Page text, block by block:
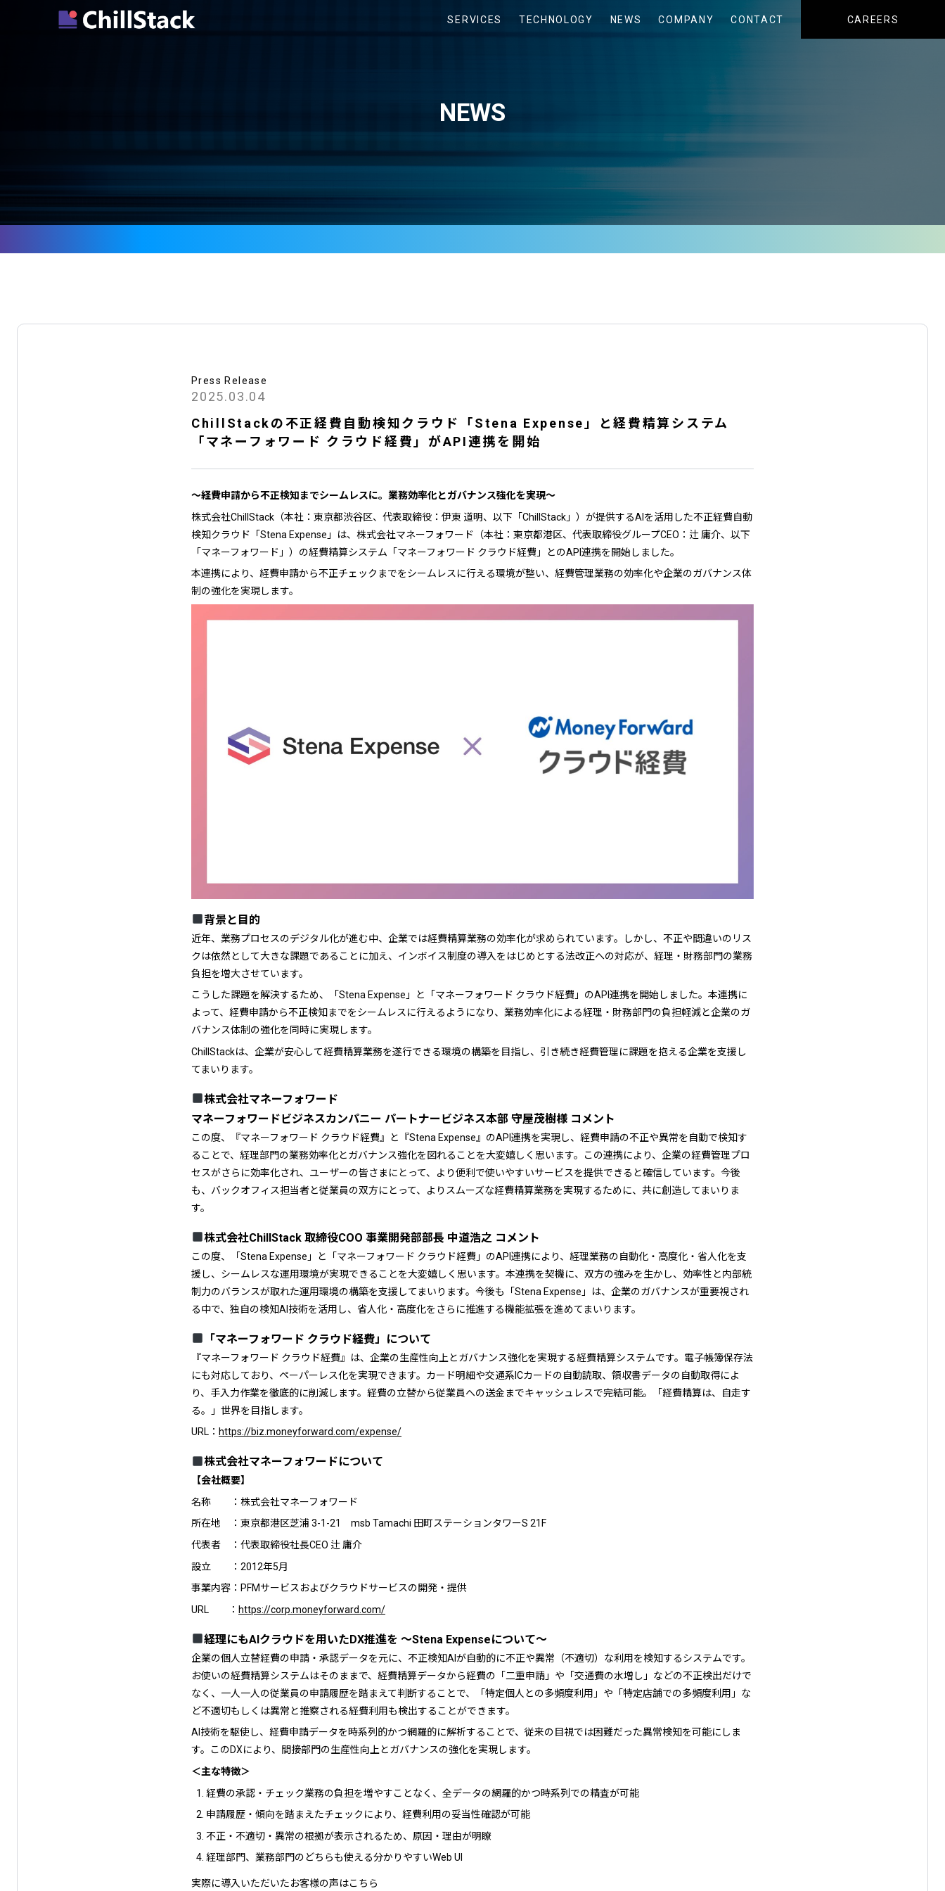
SERVICES TECHNOLOGY NEWS COMPANY CONTACT CAREERS
NEWS
Press Release
2025.03.04
ChillStackの不正経費自動検知クラウド「Stena Expense」と経費精算システム
「マネーフォワード クラウド経費」がAPI連携を開始
〜経費申請から不正検知までシームレスに。業務効率化とガバナンス強化を実現〜
株式会社ChillStack（本社：東京都渋谷区、代表取締役：伊東 道明、以下「ChillStack」）が提供するAIを活用した不正経費自動
検知クラウド「Stena Expense」は、株式会社マネーフォワード（本社：東京都港区、代表取締役グループCEO：辻 庸介、以下
「マネーフォワード」）の経費精算システム「マネーフォワード クラウド経費」とのAPI連携を開始しました。
本連携により、経費申請から不正チェックまでをシームレスに行える環境が整い、経費管理業務の効率化や企業のガバナンス体
制の強化を実現します。
背景と目的
近年、業務プロセスのデジタル化が進む中、企業では経費精算業務の効率化が求められています。しかし、不正や間違いのリス
クは依然として大きな課題であることに加え、インボイス制度の導入をはじめとする法改正への対応が、経理・財務部門の業務
負担を増大させています。
こうした課題を解決するため、「Stena Expense」と「マネーフォワード クラウド経費」のAPI連携を開始しました。本連携に
よって、経費申請から不正検知までをシームレスに行えるようになり、業務効率化による経理・財務部門の負担軽減と企業のガ
バナンス体制の強化を同時に実現します。
ChillStackは、企業が安心して経費精算業務を遂行できる環境の構築を目指し、引き続き経費管理に課題を抱える企業を支援し
てまいります。
株式会社マネーフォワード
マネーフォワードビジネスカンパニー パートナービジネス本部 守屋茂樹様 コメント
この度、『マネーフォワード クラウド経費』と『Stena Expense』のAPI連携を実現し、経費申請の不正や異常を自動で検知す
ることで、経理部門の業務効率化とガバナンス強化を図れることを大変嬉しく思います。この連携により、企業の経費管理プロ
セスがさらに効率化され、ユーザーの皆さまにとって、より便利で使いやすいサービスを提供できると確信しています。今後
も、バックオフィス担当者と従業員の双方にとって、よりスムーズな経費精算業務を実現するために、共に創造してまいりま
す。
株式会社ChillStack 取締役COO 事業開発部部長 中道浩之 コメント
この度、「Stena Expense」と「マネーフォワード クラウド経費」のAPI連携により、経理業務の自動化・高度化・省人化を支
援し、シームレスな運用環境が実現できることを大変嬉しく思います。本連携を契機に、双方の強みを生かし、効率性と内部統
制力のバランスが取れた運用環境の構築を支援してまいります。今後も「Stena Expense」は、企業のガバナンスが重要視され
る中で、独自の検知AI技術を活用し、省人化・高度化をさらに推進する機能拡張を進めてまいります。
「マネーフォワード クラウド経費」について
『マネーフォワード クラウド経費』は、企業の生産性向上とガバナンス強化を実現する経費精算システムです。電子帳簿保存法
にも対応しており、ペーパーレス化を実現できます。カード明細や交通系ICカードの自動読取、領収書データの自動取得によ
り、手入力作業を徹底的に削減します。経費の立替から従業員への送金までキャッシュレスで完結可能。「経費精算は、自走す
る。」世界を目指します。
URL： https://biz.moneyforward.com/expense/
株式会社マネーフォワードについて
【会社概要】
名称 ：株式会社マネーフォワード
所在地 ：東京都港区芝浦 3-1-21 msb Tamachi 田町ステーションタワーS 21F
代表者 ：代表取締役社長CEO 辻 庸介
設立 ：2012年5月
事業内容：PFMサービスおよびクラウドサービスの開発・提供
URL ： https://corp.moneyforward.com/
経理にもAIクラウドを用いたDX推進を 〜Stena Expenseについて〜
企業の個人立替経費の申請・承認データを元に、不正検知AIが自動的に不正や異常（不適切）な利用を検知するシステムです。
お使いの経費精算システムはそのままで、経費精算データから経費の「二重申請」や「交通費の水増し」などの不正検出だけで
なく、一人一人の従業員の申請履歴を踏まえて判断することで、「特定個人との多頻度利用」や「特定店舗での多頻度利用」な
ど不適切もしくは異常と推察される経費利用も検出することができます。
AI技術を駆使し、経費申請データを時系列的かつ網羅的に解析することで、従来の目視では困難だった異常検知を可能にしま
す。このDXにより、間接部門の生産性向上とガバナンスの強化を実現します。
＜主な特徴＞
経費の承認・チェック業務の負担を増やすことなく、全データの網羅的かつ時系列での精査が可能
申請履歴・傾向を踏まえたチェックにより、経費利用の妥当性確認が可能
不正・不適切・異常の根拠が表示されるため、原因・理由が明瞭
経理部門、業務部門のどちらも使える分かりやすいWeb UI
実際に導入いただいたお客様の声はこちら